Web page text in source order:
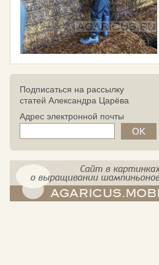
Подписаться на рассылку
статей Александра Царёва
Адрес электронной почты